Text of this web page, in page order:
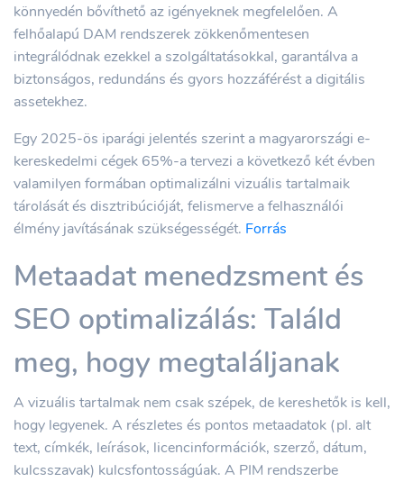
könnyedén bővíthető az igényeknek megfelelően. A
felhőalapú DAM rendszerek zökkenőmentesen
integrálódnak ezekkel a szolgáltatásokkal, garantálva a
biztonságos, redundáns és gyors hozzáférést a digitális
assetekhez.
Egy 2025-ös iparági jelentés szerint a magyarországi e-
kereskedelmi cégek 65%-a tervezi a következő két évben
valamilyen formában optimalizálni vizuális tartalmaik
tárolását és disztribúcióját, felismerve a felhasználói
élmény javításának szükségességét. Forrás
Metaadat menedzsment és
SEO optimalizálás: Találd
meg, hogy megtaláljanak
A vizuális tartalmak nem csak szépek, de kereshetők is kell,
hogy legyenek. A részletes és pontos metaadatok (pl. alt
text, címkék, leírások, licencinformációk, szerző, dátum,
kulcsszavak) kulcsfontosságúak. A PIM rendszerbe